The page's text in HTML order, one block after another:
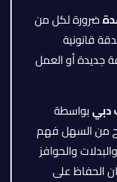
ضرورة لكل من
قانونية
جديدة أو العمل
دبيبواسطة
من السهل فهم
والحوافز
الحفاظ على